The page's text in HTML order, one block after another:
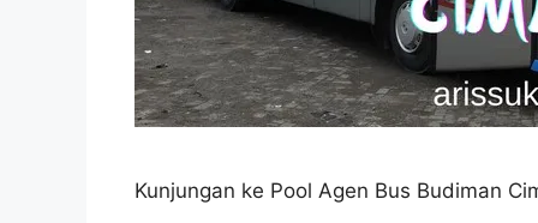
Kunjungan ke Pool Agen Bus Budiman